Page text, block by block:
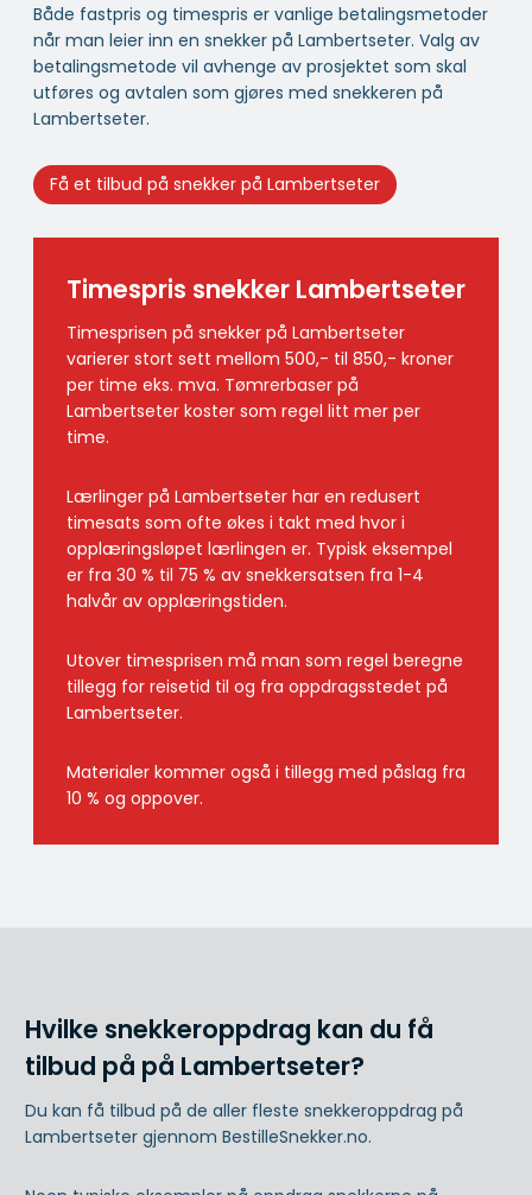
Både fastpris og timespris er vanlige betalingsmetoder
når man leier inn en snekker på Lambertseter. Valg av
betalingsmetode vil avhenge av prosjektet som skal
utføres og avtalen som gjøres med snekkeren på
Lambertseter.
Få et tilbud på snekker på Lambertseter
Timespris snekker Lambertseter
Timesprisen på snekker på Lambertseter
varierer stort sett mellom 500,- til 850,- kroner
per time eks. mva. Tømrerbaser på
Lambertseter koster som regel litt mer per
time.
Lærlinger på Lambertseter har en redusert
timesats som ofte økes i takt med hvor i
opplæringsløpet lærlingen er. Typisk eksempel
er fra 30 % til 75 % av snekkersatsen fra 1-4
halvår av opplæringstiden.
Utover timesprisen må man som regel beregne
tillegg for reisetid til og fra oppdragsstedet på
Lambertseter.
Materialer kommer også i tillegg med påslag fra
10 % og oppover.
Hvilke snekkeroppdrag kan du få
tilbud på på Lambertseter?
Du kan få tilbud på de aller fleste snekkeroppdrag på
Lambertseter gjennom BestilleSnekker.no.